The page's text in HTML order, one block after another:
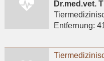
Dr.med.vet.
Entfernung: